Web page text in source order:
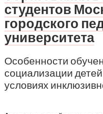
студентов
городского
университета
Особенности
социализации
условиях